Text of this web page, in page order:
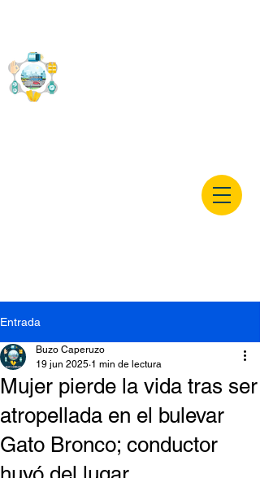
Entrada
Mujer pierde la vida tras ser
atropellada en el bulevar
Gato Bronco; conductor
Buzo Caperuzo
19 jun 2025 1 min de lectura